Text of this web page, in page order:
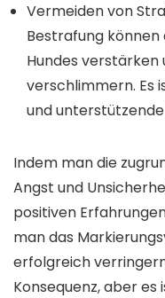
Vermeiden von
Bestrafung können
Hundes
verschlimmern. Es
und
Indem man die
Angst und
positiven
man das
erfolgreich
Konsequenz, aber